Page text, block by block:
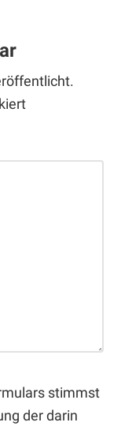
stimmst
der darin